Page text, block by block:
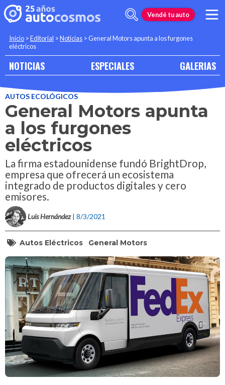
Vendé tu auto
Inicio >Editorial >Noticias >General Motors apunta a los furgones
eléctricos
NOTICIAS ESPECIALES GALERIAS
AUTOS ECOLÓGICOS
General Motors apunta
a los furgones
eléctricos
La firma estadounidense fundó BrightDrop,
empresa que ofrecerá un ecosistema
integrado de productos digitales y cero
emisores.
Luis Hernández | 8/3/2021
Autos Eléctricos General Motors